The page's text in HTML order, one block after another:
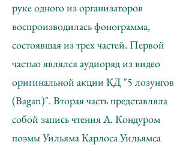
руке одного из организаторов
воспроизводилась фонограмма,
состоявшая из трех частей. Первой
частью являлся аудиоряд из видео
оригинальной акции КД "5 лозунгов
(Bagan)". Вторая часть представляла
собой запись чтения А. Кондуром
поэмы Уильяма Карлоса Уильямса